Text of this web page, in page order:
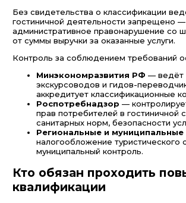
Без свидетельства о классификации
гостиничной деятельности запрещено —
административное правонарушение со
от суммы выручки за оказанные услуги.
Контроль за соблюдением требований
Минэкономразвития РФ — ведёт
экскурсоводов и гидов-
аккредитует классификационные
Роспотребнадзор —
прав потребителей в гостиничной
санитарных норм, безопасности
Региональные и муниципальные
налогообложение туристического
муниципальный контроль.
Кто обязан проходить
квалификации